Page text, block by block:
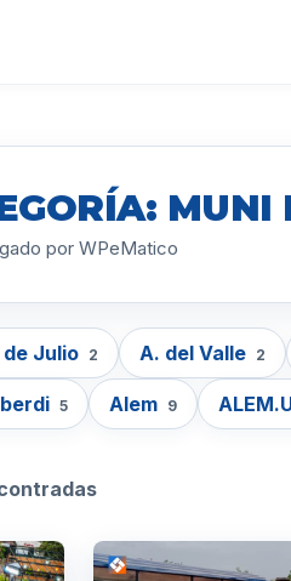
MUNI
por WPeMatico
de Julio 2 A. del Valle 2
5 Alem 9